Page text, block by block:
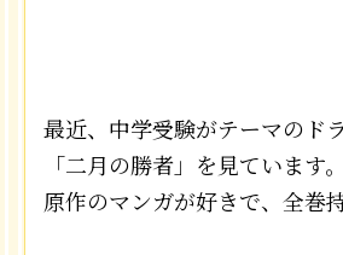
最近、中学受験がテーマのド
「二月の勝者」を見ています。
原作のマンガが好きで、全巻